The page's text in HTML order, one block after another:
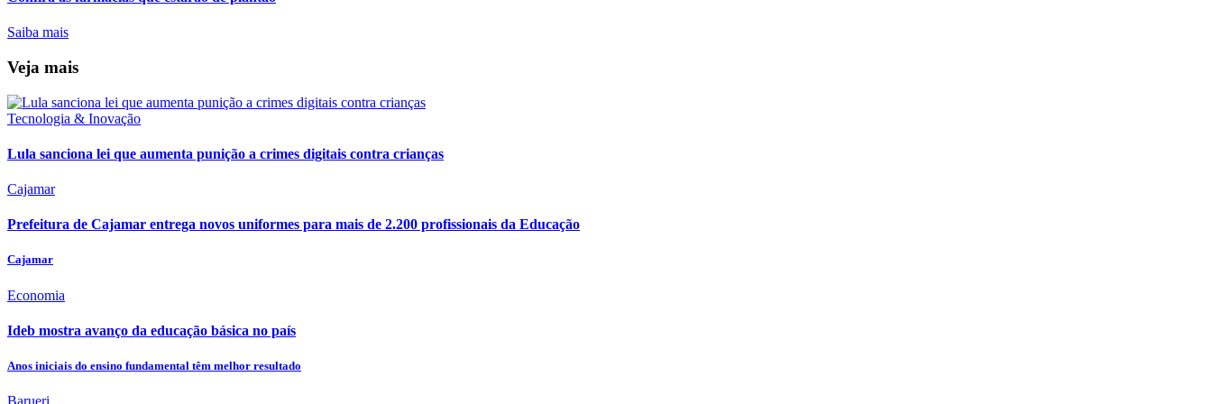
Saiba mais
Veja mais
Tecnologia & Inovação
Lula sanciona lei que aumenta punição a crimes digitais contra crianças
Cajamar
Prefeitura de Cajamar entrega novos uniformes para mais de 2.200 profissionais da Educação
Cajamar
Economia
Ideb mostra avanço da educação básica no país
Anos iniciais do ensino fundamental têm melhor resultado